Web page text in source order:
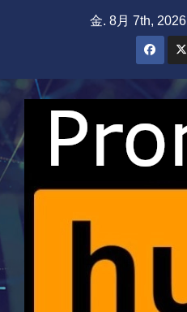
金. 8月 7th, 2026